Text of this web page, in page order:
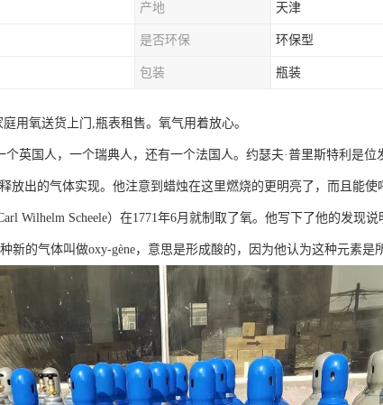
产地 天津
是否环保 环保型
包装 瓶装
用氧送货上门,瓶表租售。氧气用着放心。
英国人，一个瑞典人，还有一个法国人。约瑟夫·普里斯特利是位
放出的气体实现。他注意到蜡烛在这里燃烧的更明亮了，而且能使
Wilhelm Scheele）在1771年6月就制取了氧。他写下了他的发现
新的气体叫做oxy-gène，意思是形成酸的，因为他认为这种元素是